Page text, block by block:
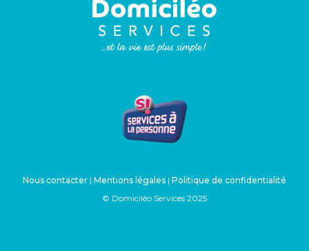
© Domiciléo Services 2025
Nous contacter | Mentions légales | Politique de confidentialité